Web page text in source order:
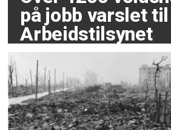
på jobb varslet til
Arbeidstilsynet